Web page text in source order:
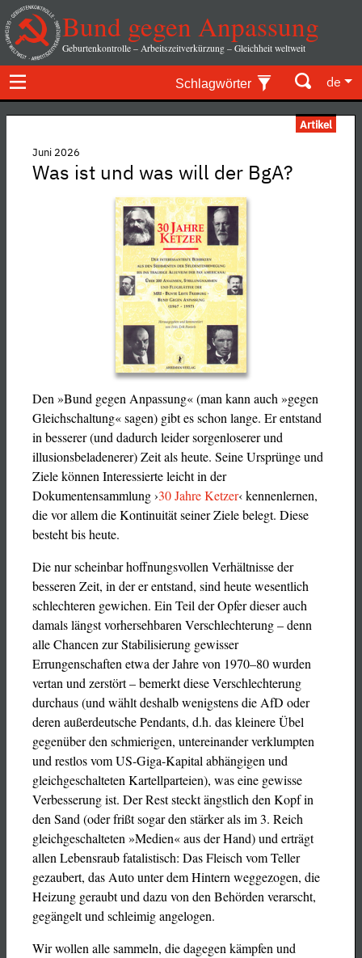
Bund gegen Anpassung
Geburtenkontrolle – Arbeitszeitverkürzung – Gleichheit weltweit
Schlagwörter de
Artikel
Juni 2026
Was ist und was will der BgA?
Den »Bund gegen Anpassung« (man kann auch »gegen
Gleichschaltung« sagen) gibt es schon lange. Er entstand
in besserer (und dadurch leider sorgenloserer und
illusionsbeladenerer) Zeit als heute. Seine Ursprünge und
Ziele können Interessierte leicht in der
Dokumentensammlung ›30 Jahre Ketzer‹ kennenlernen,
die vor allem die Kontinuität seiner Ziele belegt. Diese
besteht bis heute.
Die nur scheinbar hoffnungsvollen Verhältnisse der
besseren Zeit, in der er entstand, sind heute wesentlich
schlechteren gewichen. Ein Teil der Opfer dieser auch
damals längst vorhersehbaren Verschlechterung – denn
alle Chancen zur Stabilisierung gewisser
Errungenschaften etwa der Jahre von 1970–80 wurden
vertan und zerstört – bemerkt diese Verschlechterung
durchaus (und wählt deshalb wenigstens die AfD oder
deren außerdeutsche Pendants, d.h. das kleinere Übel
gegenüber den schmierigen, untereinander verklumpten
und restlos vom US-Giga-Kapital abhängigen und
gleichgeschalteten Kartellparteien), was eine gewisse
Verbesserung ist. Der Rest steckt ängstlich den Kopf in
den Sand (oder frißt sogar den stärker als im 3. Reich
gleichgeschalteten »Medien« aus der Hand) und erträgt
allen Lebensraub fatalistisch: Das Fleisch vom Teller
gezaubert, das Auto unter dem Hintern weggezogen, die
Heizung geraubt und dazu von den Behörden verarscht,
gegängelt und schleimig angelogen.
Wir wollen alle sammeln, die dagegen kämpfen und